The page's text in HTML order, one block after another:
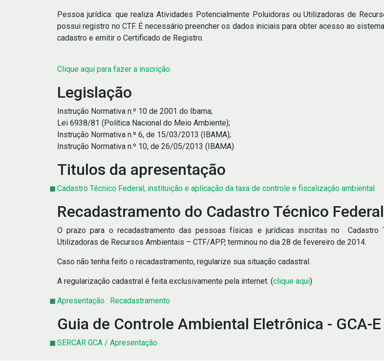
Pessoa jurídica: que realiza Atividades Potencialmente Poluidoras ou Utilizadoras de
possui registro no CTF. É necessário preencher os dados iniciais para obter acesso ao
cadastro e emitir o Certificado de Registro.
Clique aqui para fazer a inscrição.
Legislação
Instrução Normativa n.º 10 de 2001 do Ibama;
Lei 6938/81 (Política Nacional do Meio Ambiente);
Instrução Normativa n.º 6, de 15/03/2013 (IBAMA);
Instrução Normativa n.º 10, de 26/05/2013 (IBAMA).
Titulos da apresentação
Cadastro Técnico Federal; instituição e aplicação da taxa de controle e fiscalização ambiental
Recadastramento do Cadastro Técnico
O prazo para o recadastramento das pessoas físicas e jurídicas inscritas no Cadastro
Utilizadoras de Recursos Ambientais – CTF/APP, terminou no dia 28 de fevereiro de 2014.
Caso não tenha feito o recadastramento, regularize sua situação cadastral.
A regularização cadastral é feita exclusivamente pela internet. (clique aqui)
Apresentação : Recadastramento
Guia de Controle Ambiental Eletrônica - GCA-E
SERCAR GCA / Apresentação